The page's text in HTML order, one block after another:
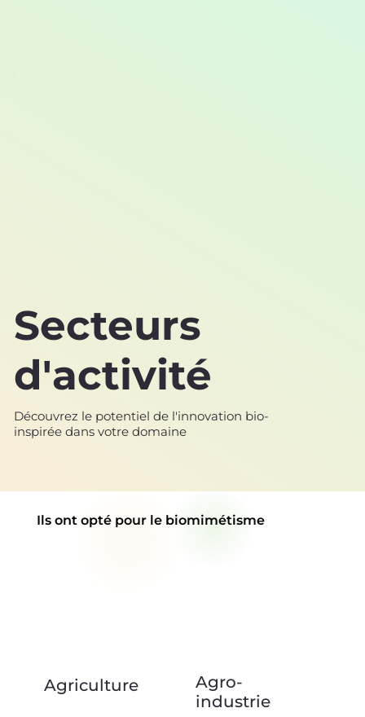
Secteurs
d'activité
Découvrez le potentiel de l'innovation bio-
inspirée dans votre domaine
Ils ont opté pour le biomimétisme
Agriculture
Agro-
industrie